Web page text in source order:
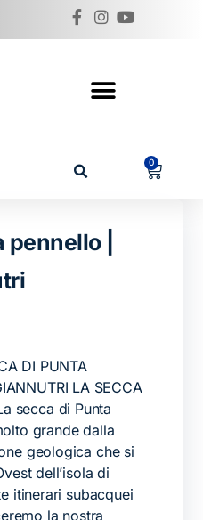
0
|
DI PUNTA
LA SECCA
secca di Punta
grande dalla
geologica che si
dell’isola di
itinerari subacquei
la nostra